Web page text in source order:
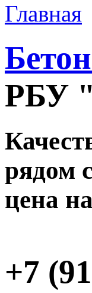
Главная
РБУ
рядом
цена
+7